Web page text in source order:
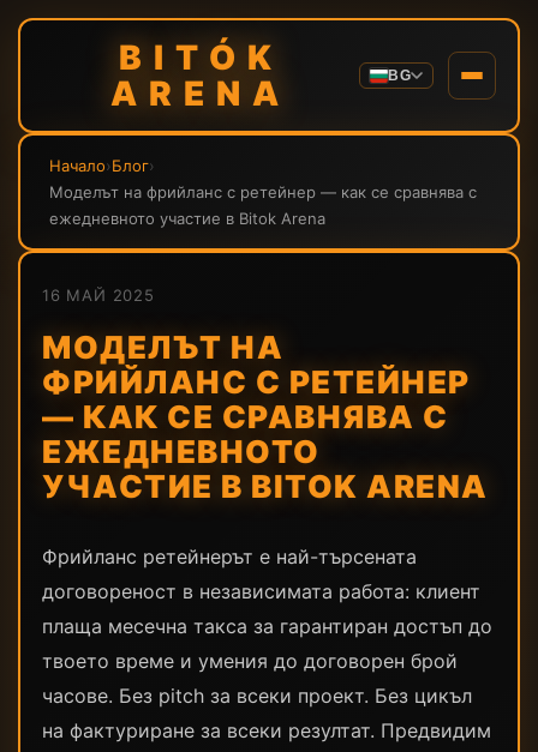
BITÓK
ARENA
BG
Начало›Блог›
Моделът на фрийланс с ретейнер — как се сравнява с
ежедневното участие в Bitok Arena
16 МАЙ 2025
МОДЕЛЪТ НА
ФРИЙЛАНС С РЕТЕЙНЕР
— КАК СЕ СРАВНЯВА С
ЕЖЕДНЕВНОТО
УЧАСТИЕ В BITOK ARENA
Фрийланс ретейнерът е най-търсената
договореност в независимата работа: клиент
плаща месечна такса за гарантиран достъп до
твоето време и умения до договорен брой
часове. Без pitch за всеки проект. Без цикъл
на фактуриране за всеки резултат. Предвидим